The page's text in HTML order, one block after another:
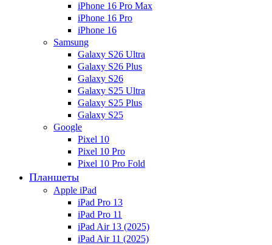
iPhone 16 Pro Max
iPhone 16 Pro
iPhone 16
Samsung
Galaxy S26 Ultra
Galaxy S26 Plus
Galaxy S26
Galaxy S25 Ultra
Galaxy S25 Plus
Galaxy S25
Google
Pixel 10
Pixel 10 Pro
Pixel 10 Pro Fold
Планшеты
Apple iPad
iPad Pro 13
iPad Pro 11
iPad Air 13 (2025)
iPad Air 11 (2025)